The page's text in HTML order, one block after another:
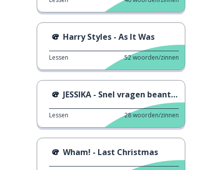
Harry Styles - As It Was
Lessen 52woorden/zinnen
JESSIKA - Snel vragen beantwoorden
Lessen 28woorden/zinnen
Wham! - Last Christmas